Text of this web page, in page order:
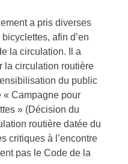
a pris diverses
afin d’en
la circulation. Il a
la circulation routière
du public
« Campagne pour
» (Décision du
routière datée du
critiques à l’encontre
pas le Code de la